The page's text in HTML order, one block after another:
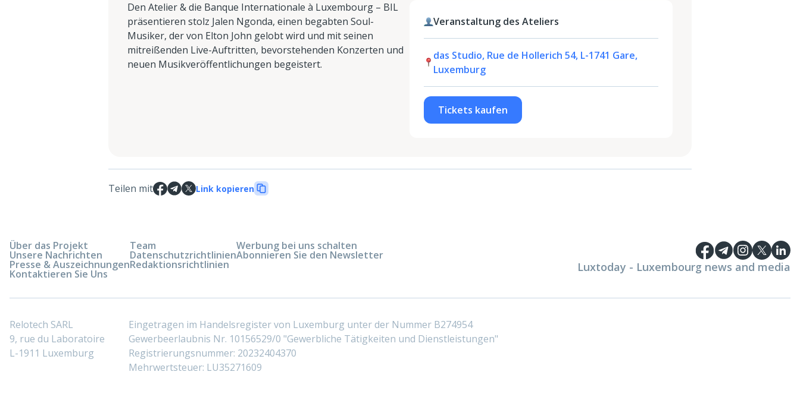
Den Atelier & die Banque Internationale à Luxembourg – BIL
präsentieren stolz Jalen Ngonda, einen begabten Soul-
Musiker, der von Elton John gelobt wird und mit seinen
mitreißenden Live-Auftritten, bevorstehenden Konzerten und
neuen Musikveröffentlichungen begeistert.
Veranstaltung des Ateliers
das Studio, Rue de Hollerich 54, L-1741 Gare,
Luxemburg
Tickets kaufen
Teilen mit Link kopieren
Über das Projekt
Unsere Nachrichten
Presse & Auszeichnungen
Kontaktieren Sie Uns
Team
Datenschutzrichtlinien
Redaktionsrichtlinien
Werbung bei uns schalten
Abonnieren Sie den Newsletter
Luxtoday - Luxembourg news and media
Relotech SARL
9, rue du Laboratoire
L-1911 Luxemburg
Eingetragen im Handelsregister von Luxemburg unter der Nummer B274954
Gewerbeerlaubnis Nr. 10156529/0 "Gewerbliche Tätigkeiten und Dienstleistungen"
Registrierungsnummer: 20232404370
Mehrwertsteuer: LU35271609